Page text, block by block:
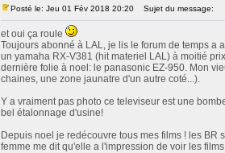
Posté le: Jeu 01 Fév 2018 20:20 Sujet du message:
et oui ça roule
Toujours abonné à LAL, je lis le forum de temps a
un yamaha RX-V381 (hit materiel LAL) à moitié
dernière folie à noel: le panasonic EZ-950. Mon
chaines, une zone jaunatre d'un autre coté...).
Y a vraiment pas photo ce televiseur est une
bel étalonnage d'usine!
Depuis noel je redécouvre tous mes films ! les BR
femme me dit qu'elle a l'impression de voir les